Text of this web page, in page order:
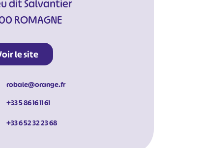
dit Salvantier
ROMAGNE
le site
robale@orange.fr
+33 5 86 16 11 61
+33 6 52 32 23 68